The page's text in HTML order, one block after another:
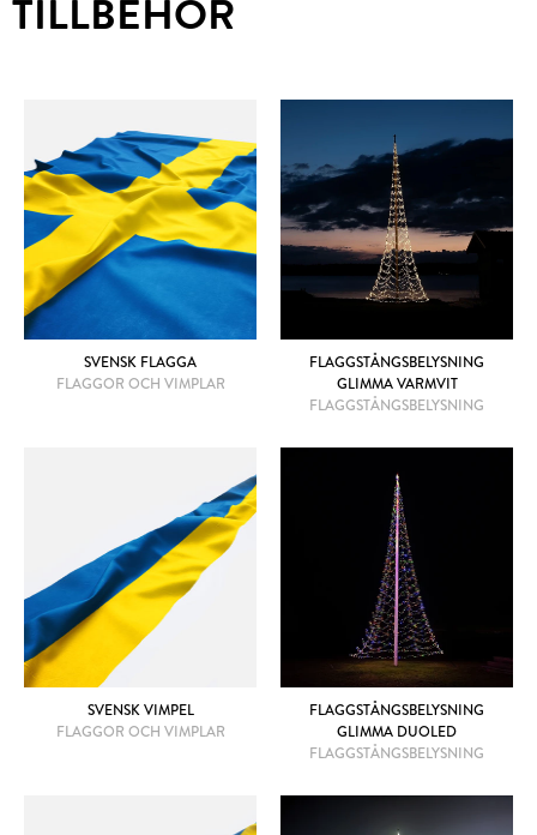
TILLBEHÖR
SVENSK FLAGGA
FLAGGOR OCH VIMPLAR
FLAGGSTÅNGSBELYSNING
GLIMMA VARMVIT
FLAGGSTÅNGSBELYSNING
SVENSK VIMPEL
FLAGGOR OCH VIMPLAR
FLAGGSTÅNGSBELYSNING
GLIMMA DUOLED
FLAGGSTÅNGSBELYSNING